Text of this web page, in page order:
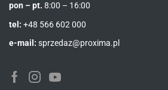
pon – pt. 8:00 – 16:00
tel: +48 566 602 000
e-mail: sprzedaz@proxima.pl
FacebookInstagramYoutube